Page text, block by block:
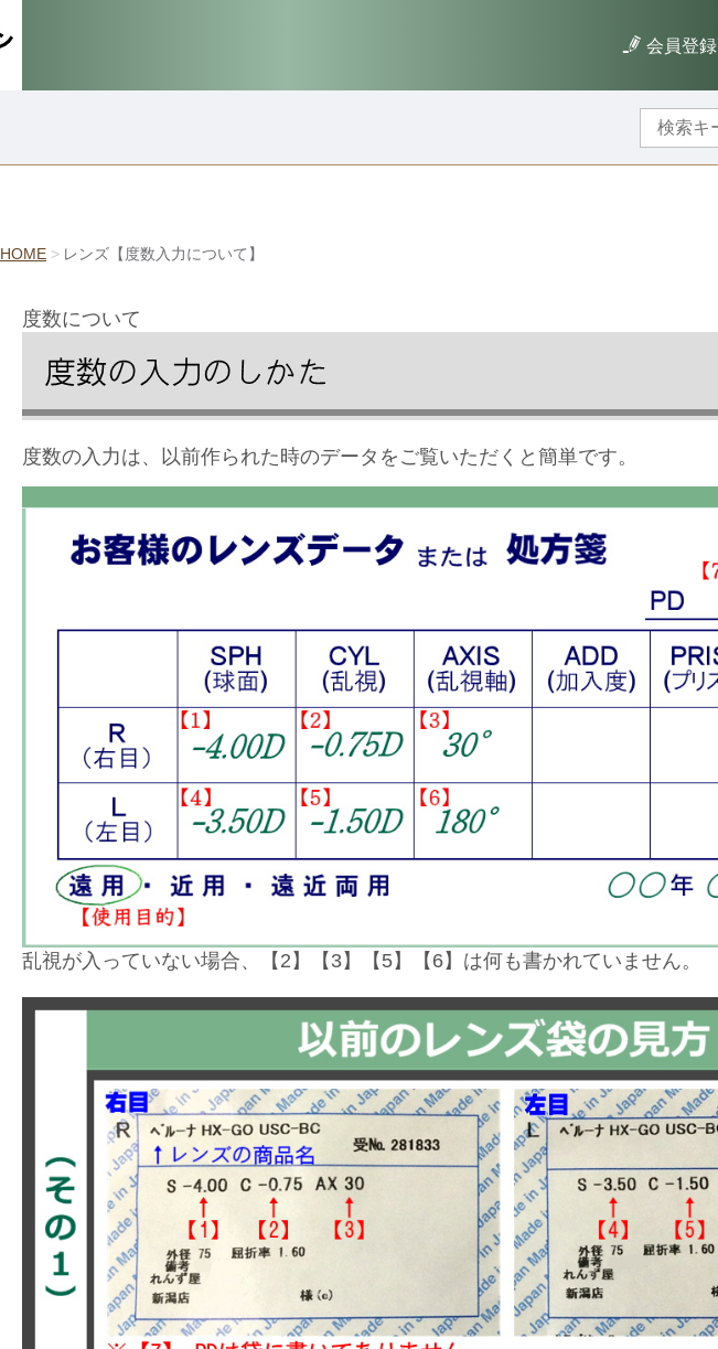
会員登録
HOME レンズ【度数入力について】
度数について
度数の入力は、以前作られた時のデータをご覧いただくと簡単です。
乱視が入っていない場合、【2】【3】【5】【6】は何も書かれていません。